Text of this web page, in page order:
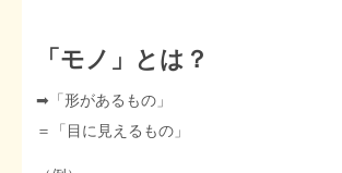
【国の、本当の】財源チラシ／旧・財源研究室
シン財源はあなたです／合同誌／旧・サブカル分室
マネクリ戦士 RED & BLACK
チラシ発行部数
会計報告
旧・財研出版について
会計報告
「モノ」とは？
➡︎「形があるもの」
＝「目に見えるもの」